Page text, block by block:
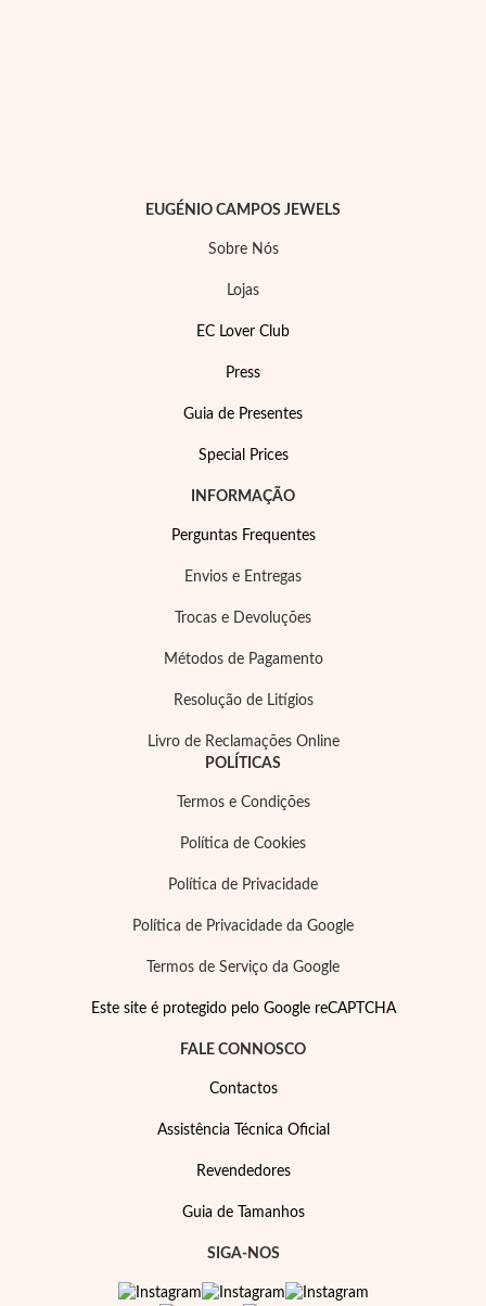
EUGÉNIO CAMPOS JEWELS
Sobre Nós
Lojas
EC Lover Club
Press
Guia de Presentes
Special Prices
INFORMAÇÃO
Perguntas Frequentes
Envios e Entregas
Trocas e Devoluções
Métodos de Pagamento
Resolução de Litígios
Livro de Reclamações Online
POLÍTICAS
Termos e Condições
Política de Cookies
Política de Privacidade
Política de Privacidade da Google
Termos de Serviço da Google
Este site é protegido pelo Google reCAPTCHA
FALE CONNOSCO
Contactos
Assistência Técnica Oficial
Revendedores
Guia de Tamanhos
SIGA-NOS